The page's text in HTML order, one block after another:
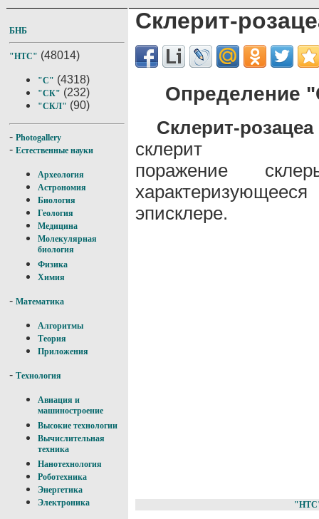
БНБ
"НТС" (48014)
"С" (4318)
"СК" (232)
"СКЛ" (90)
- Photogallery
- Естественные науки
Археология
Астрономия
Биология
Геология
Медицина
Молекулярная
биология
Физика
Химия
- Математика
Алгоритмы
Теория
Приложения
- Технология
Авиация и
машиностроение
Высокие технологии
Вычислительная
техника
Нанотехнология
Роботехника
Энергетика
Электроника
Склерит-
Определение
Склерит-розацеа
склерит
поражение
эписклере.